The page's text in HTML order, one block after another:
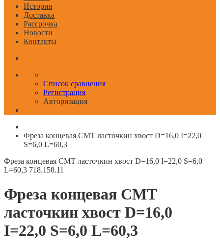
История
Доставка
Рассрочка
Новости
Контакты
Список сравнения
Регистрация
Авторизация
Фреза концевая CMT ласточкин хвост D=16,0 I=22,0
S=6,0 L=60,3
Фреза концевая CMT ласточкин хвост D=16,0 I=22,0 S=6,0
L=60,3 718.158.11
Фреза концевая CMT
ласточкин хвост D=16,0
I=22,0 S=6,0 L=60,3